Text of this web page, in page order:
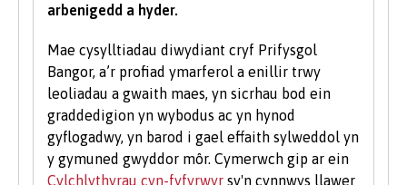
Rydym hefyd yn ystyried ceisiadau gan
a/neu brofiad gwaith a all ddangos y
cymhelliant a'r ymrwymiad i astudio ar raglen
prifysgol. Rydym yn cofrestru nifer sylweddol o
fyfyrwyr hŷn bob blwyddyn. I gael rhagor o
wybodaeth am astudio fel myfyriwr hŷn, ewch
i’n hadran Astudio ym Mangor ar y wefan.
arbenigedd a hyder.
Mae cysylltiadau diwydiant cryf Prifysgol
Bangor, a’r profiad ymarferol a enillir trwy
leoliadau a gwaith maes, yn sicrhau bod ein
graddedigion yn wybodus ac yn hynod
gyflogadwy, yn barod i gael effaith sylweddol yn
y gymuned gwyddor môr. Cymerwch gip ar ein
Cylchlythyrau cyn-fyfyrwyr sy'n cynnwys llawer